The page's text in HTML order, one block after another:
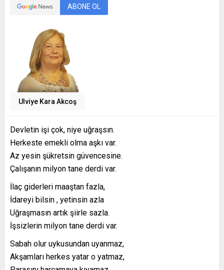
ABONE OL
Ulviye Kara Akcoş
Devletin işi çok, niye uğraşsın.
Herkeste emekli olma aşkı var.
Az yesin şükretsin güvencesine.
Çalışanın milyon tane derdi var.
İlaç giderleri maaştan fazla,
İdareyi bilsin , yetinsin azla
Uğraşmasın artık şiirle sazla.
İşsizlerin milyon tane derdi var.
Sabah olur uykusundan uyanmaz,
Akşamları herkes yatar o yatmaz,